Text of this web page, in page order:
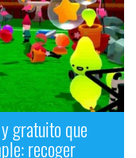
gratuito que
recoger